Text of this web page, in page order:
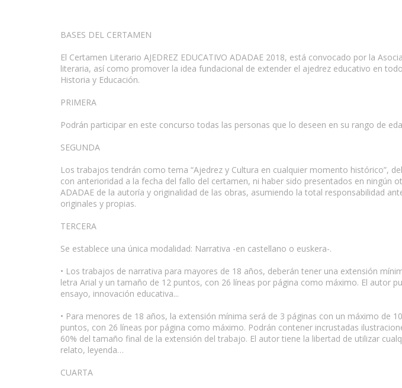
BASES DEL CERTAMEN
El Certamen Literario AJEDREZ EDUCATIVO ADADAE 2018, está convocado por la
literaria, así como promover la idea fundacional de extender el ajedrez educativo en
Historia y Educación.
PRIMERA
Podrán participar en este concurso todas las personas que lo deseen en su rango de
SEGUNDA
Los trabajos tendrán como tema “Ajedrez y Cultura en cualquier momento histórico”,
con anterioridad a la fecha del fallo del certamen, ni haber sido presentados en ningún
ADADAE de la autoría y originalidad de las obras, asumiendo la total responsabilidad
originales y propias.
TERCERA
Se establece una única modalidad: Narrativa -en castellano o euskera-.
• Los trabajos de narrativa para mayores de 18 años, deberán tener una extensión
letra Arial y un tamaño de 12 puntos, con 26 líneas por página como máximo. El autor
ensayo, innovación educativa...
• Para menores de 18 años, la extensión mínima será de 3 páginas con un máximo de
puntos, con 26 líneas por página como máximo. Podrán contener incrustadas
60% del tamaño final de la extensión del trabajo. El autor tiene la libertad de utilizar
relato, leyenda…
CUARTA